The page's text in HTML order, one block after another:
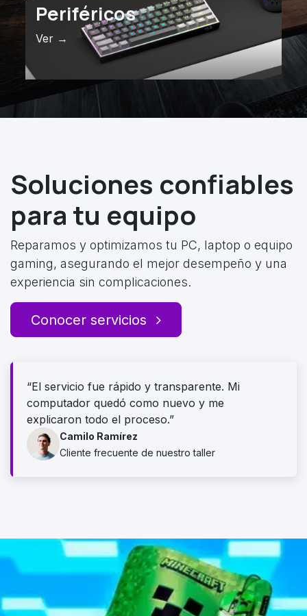
Periféricos
Ver →
Soluciones confiables
para tu equipo
Reparamos y optimizamos tu PC, laptop o equipo
gaming, asegurando el mejor desempeño y una
experiencia sin complicaciones.
Conocer servicios
“El servicio fue rápido y transparente. Mi
computador quedó como nuevo y me
explicaron todo el proceso.”
Camilo Ramírez
Cliente frecuente de nuestro taller